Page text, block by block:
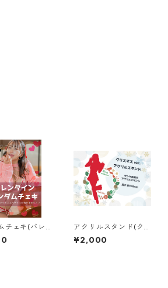
チェキ(バレ
ver.)
アクリルスタンド(ク
リスマス ver.)
¥2,000